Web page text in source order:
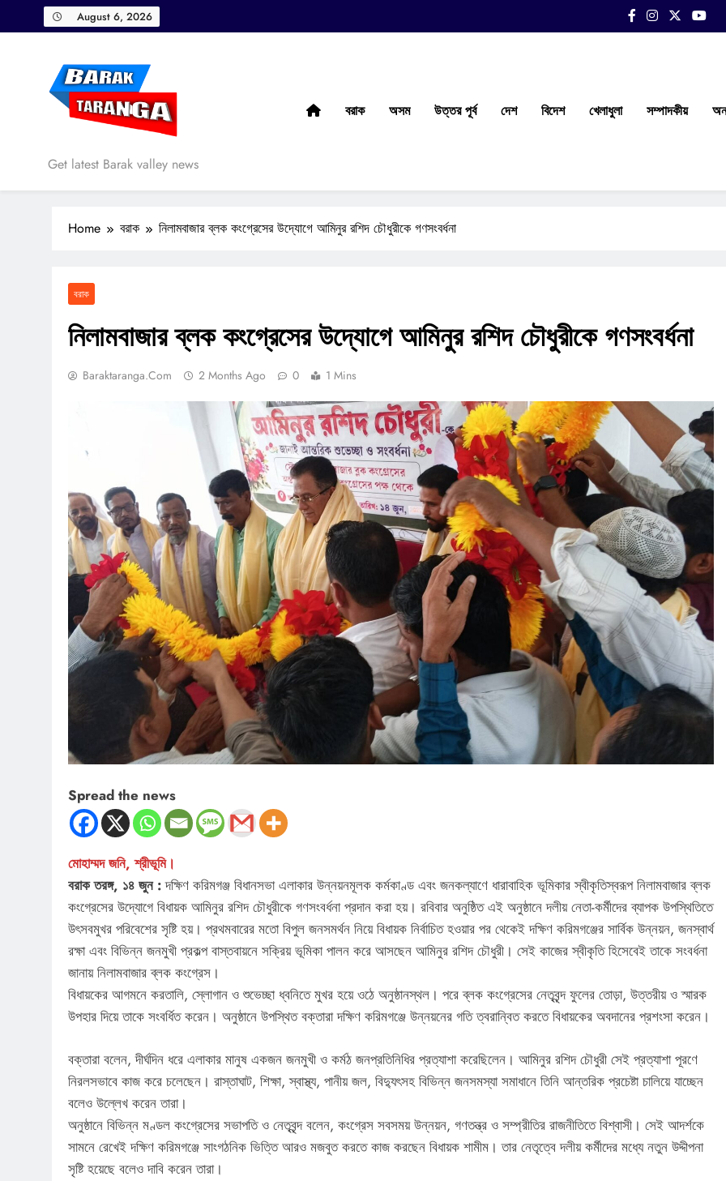
to
August 6, 2026
Barak Taranga
Get latest Barak valley news
বরাক অসম উত্তর পূর্ব দেশ বিদেশ খেলাধুলা সম্পাদকীয়
Home বরাক নিলামবাজার ব্লক কংগ্রেসের উদ্যোগে আমিনুর রশিদ চৌধুরীকে গণসংবর্ধনা
বরাক
নিলামবাজার ব্লক কংগ্রেসের উদ্যোগে আমিনুর রশিদ চৌধুরীকে গণসংবর্ধনা
Baraktaranga.com 2 Months Ago 0 1 Mins
Spread the news
মোহাম্মদ জনি, শ্রীভূমি।
বরাক তরঙ্গ, ১৪ জুন :দক্ষিণ করিমগঞ্জ বিধানসভা এলাকার উন্নয়নমূলক কর্মকাণ্ড এবং জনকল্যাণে ধারাবাহিক ভূমিকার স্বীকৃতিস্বরূপ নিলামবাজার ব্লক
কংগ্রেসের উদ্যোগে বিধায়ক আমিনুর রশিদ চৌধুরীকে গণসংবর্ধনা প্রদান করা হয়। রবিবার অনুষ্ঠিত এই অনুষ্ঠানে দলীয় নেতা-কর্মীদের ব্যাপক উপস্থিতিতে
উৎসবমুখর পরিবেশের সৃষ্টি হয়। প্রথমবারের মতো বিপুল জনসমর্থন নিয়ে বিধায়ক নির্বাচিত হওয়ার পর থেকেই দক্ষিণ করিমগঞ্জের সার্বিক উন্নয়ন, জনস্বার্থ
রক্ষা এবং বিভিন্ন জনমুখী প্রকল্প বাস্তবায়নে সক্রিয় ভূমিকা পালন করে আসছেন আমিনুর রশিদ চৌধুরী। সেই কাজের স্বীকৃতি হিসেবেই তাকে সংবর্ধনা
জানায় নিলামবাজার ব্লক কংগ্রেস।
বিধায়কের আগমনে করতালি, স্লোগান ও শুভেচ্ছা ধ্বনিতে মুখর হয়ে ওঠে অনুষ্ঠানস্থল। পরে ব্লক কংগ্রেসের নেতৃবৃন্দ ফুলের তোড়া, উত্তরীয় ও স্মারক
উপহার দিয়ে তাকে সংবর্ধিত করেন। অনুষ্ঠানে উপস্থিত বক্তারা দক্ষিণ করিমগঞ্জে উন্নয়নের গতি ত্বরান্বিত করতে বিধায়কের অবদানের প্রশংসা করেন।
বক্তারা বলেন, দীর্ঘদিন ধরে এলাকার মানুষ একজন জনমুখী ও কর্মঠ জনপ্রতিনিধির প্রত্যাশা করেছিলেন। আমিনুর রশিদ চৌধুরী সেই প্রত্যাশা পূরণে
নিরলসভাবে কাজ করে চলেছেন। রাস্তাঘাট, শিক্ষা, স্বাস্থ্য, পানীয় জল, বিদ্যুৎসহ বিভিন্ন জনসমস্যা সমাধানে তিনি আন্তরিক প্রচেষ্টা চালিয়ে যাচ্ছেন
বলেও উল্লেখ করেন তারা।
অনুষ্ঠানে বিভিন্ন মণ্ডল কংগ্রেসের সভাপতি ও নেতৃবৃন্দ বলেন, কংগ্রেস সবসময় উন্নয়ন, গণতন্ত্র ও সম্প্রীতির রাজনীতিতে বিশ্বাসী। সেই আদর্শকে
সামনে রেখেই দক্ষিণ করিমগঞ্জে সাংগঠনিক ভিত্তি আরও মজবুত করতে কাজ করছেন বিধায়ক শামীম। তার নেতৃত্বে দলীয় কর্মীদের মধ্যে নতুন উদ্দীপনা
সৃষ্টি হয়েছে বলেও দাবি করেন তারা।